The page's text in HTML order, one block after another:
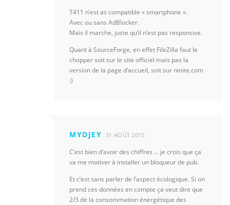
T411 n’est as compatible « smartphone ».
Avec ou sans AdBlocker.
Mais il marche, juste qu’il n’est pas responsive.
Quant à SourceForge, en effet FileZilla faut le
chopper soit sur le site officiel mais pas la
version de la page d’accueil, soit sur ninite.com
:)
MYDJEY 31 AOÛT 2015
C’est bien d’avoir des chiffres … je crois que ça
va me motiver à installer un bloqueur de pub.
Et c’est sans parler de l’aspect écologique. Si on
prend ces données en compte ça veut dire que
2/3 de la consommation énergétique des